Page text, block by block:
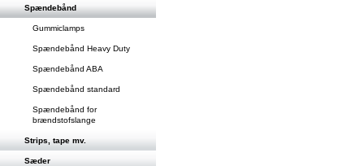
Spændebånd
Gummiclamps
Spændebånd Heavy Duty
Spændebånd ABA
Spændebånd standard
Spændebånd for
brændstofslange
Strips, tape mv.
Sæder